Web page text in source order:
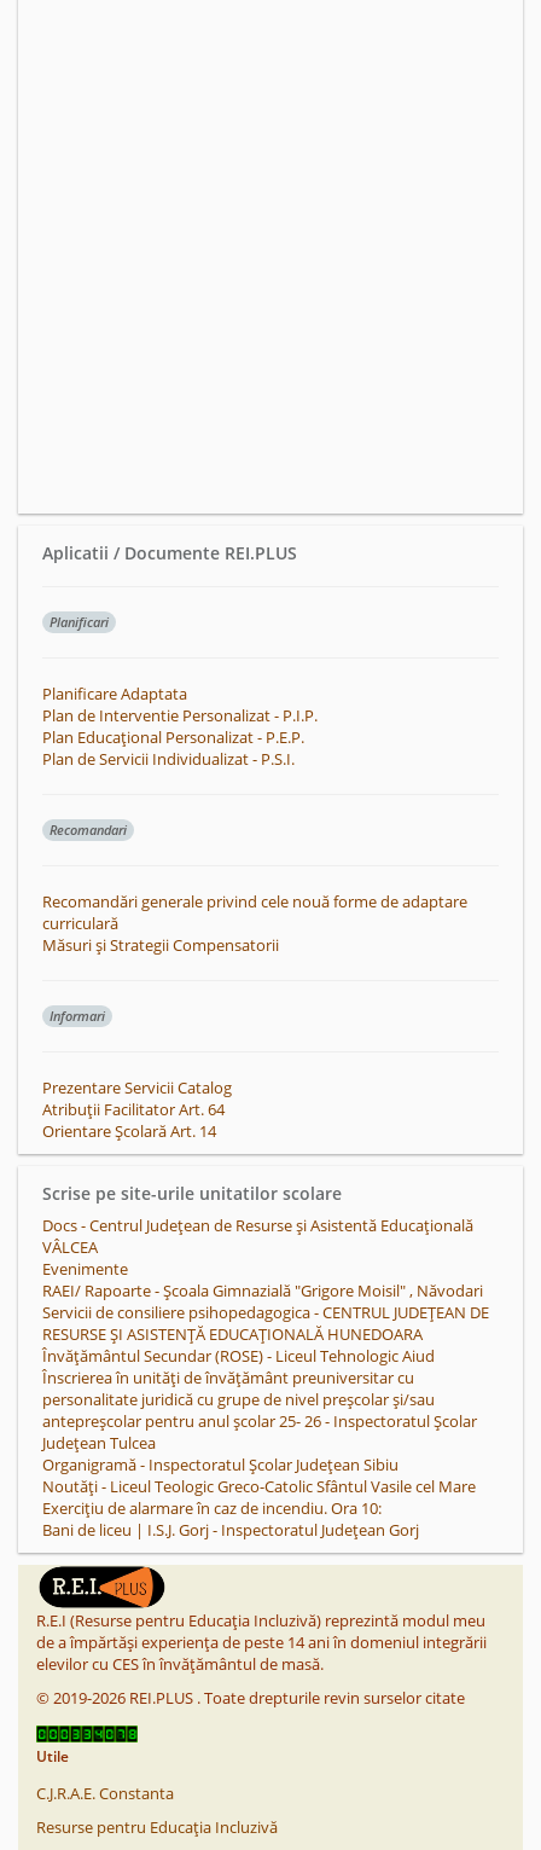
Aplicatii / Documente REI.PLUS
Planificari
Planificare Adaptata
Plan de Interventie Personalizat - P.I.P.
Plan Educațional Personalizat - P.E.P.
Plan de Servicii Individualizat - P.S.I.
Recomandari
Recomandări generale privind cele nouă forme de adaptare
curriculară
Măsuri și Strategii Compensatorii
Informari
Prezentare Servicii Catalog
Atribuții Facilitator Art. 64
Orientare Școlară Art. 14
Scrise pe site-urile unitatilor scolare
Docs - Centrul Județean de Resurse și Asistentă Educațională
VÂLCEA
Evenimente
RAEI/ Rapoarte - Școala Gimnazială "Grigore Moisil" , Năvodari
Servicii de consiliere psihopedagogica - CENTRUL JUDEȚEAN DE
RESURSE ȘI ASISTENȚĂ EDUCAȚIONALĂ HUNEDOARA
Învățământul Secundar (ROSE) - Liceul Tehnologic Aiud
Înscrierea în unități de învățământ preuniversitar cu
personalitate juridică cu grupe de nivel preșcolar și/sau
antepreșcolar pentru anul școlar 25- 26 - Inspectoratul Școlar
Județean Tulcea
Organigramă - Inspectoratul Școlar Județean Sibiu
Noutăți - Liceul Teologic Greco-Catolic Sfântul Vasile cel Mare
Exercițiu de alarmare în caz de incendiu. Ora 10:
Bani de liceu | I.S.J. Gorj - Inspectoratul Județean Gorj
R.E.I (Resurse pentru Educația Incluzivă) reprezintă modul meu
de a împărtăși experiența de peste 14 ani în domeniul integrării
elevilor cu CES în învățământul de masă.
©2019-2026 REI.PLUS .Toate drepturile revin surselor citate
Utile
C.J.R.A.E. Constanta
Resurse pentru Educația Incluzivă